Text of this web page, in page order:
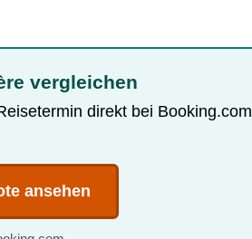
vergleichen
direkt bei Booking.com
ansehen